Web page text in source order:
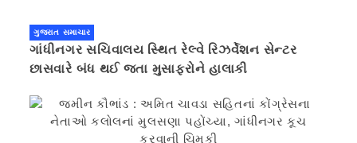
ગુજરાત સમાચાર
ગાંધીનગર સચિવાલય સ્થિત રેલ્વે રિઝર્વેશન સેન્ટર
છાસવારે બંધ થઈ જતા મુસાફરોને હાલાકી